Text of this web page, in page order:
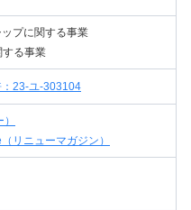
プに関する事業
る事業
23-ユ-303104
リニューマガジン）